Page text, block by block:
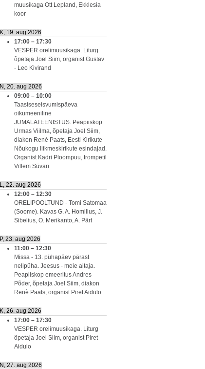
muusikaga Ott Lepland, Ekklesia
koor
K, 19. aug 2026
17:00 – 17:30
VESPER orelimuusikaga. Liturg
õpetaja Joel Siim, organist Gustav
- Leo Kivirand
N, 20. aug 2026
09:00 – 10:00
Taasiseseisvumispäeva
oikumeeniline
JUMALATEENISTUS. Peapiiskop
Urmas Viilma, õpetaja Joel Siim,
diakon Renè Paats, Eesti Kirikute
Nõukogu liikmeskirikute esindajad.
Organist Kadri Ploompuu, trompetil
Villem Süvari
L, 22. aug 2026
12:00 – 12:30
ORELIPOOLTUND - Tomi Satomaa
(Soome). Kavas G. A. Homilius, J.
Sibelius, O. Merikanto, A. Pärt
P, 23. aug 2026
11:00 – 12:30
Missa - 13. pühapäev pärast
nelipüha. Jeesus - meie aitaja.
Peapiiskop emeeritus Andres
Põder, õpetaja Joel Siim, diakon
Renè Paats, organist Piret Aidulo
K, 26. aug 2026
17:00 – 17:30
VESPER orelimuusikaga. Liturg
õpetaja Joel Siim, organist Piret
Aidulo
N, 27. aug 2026